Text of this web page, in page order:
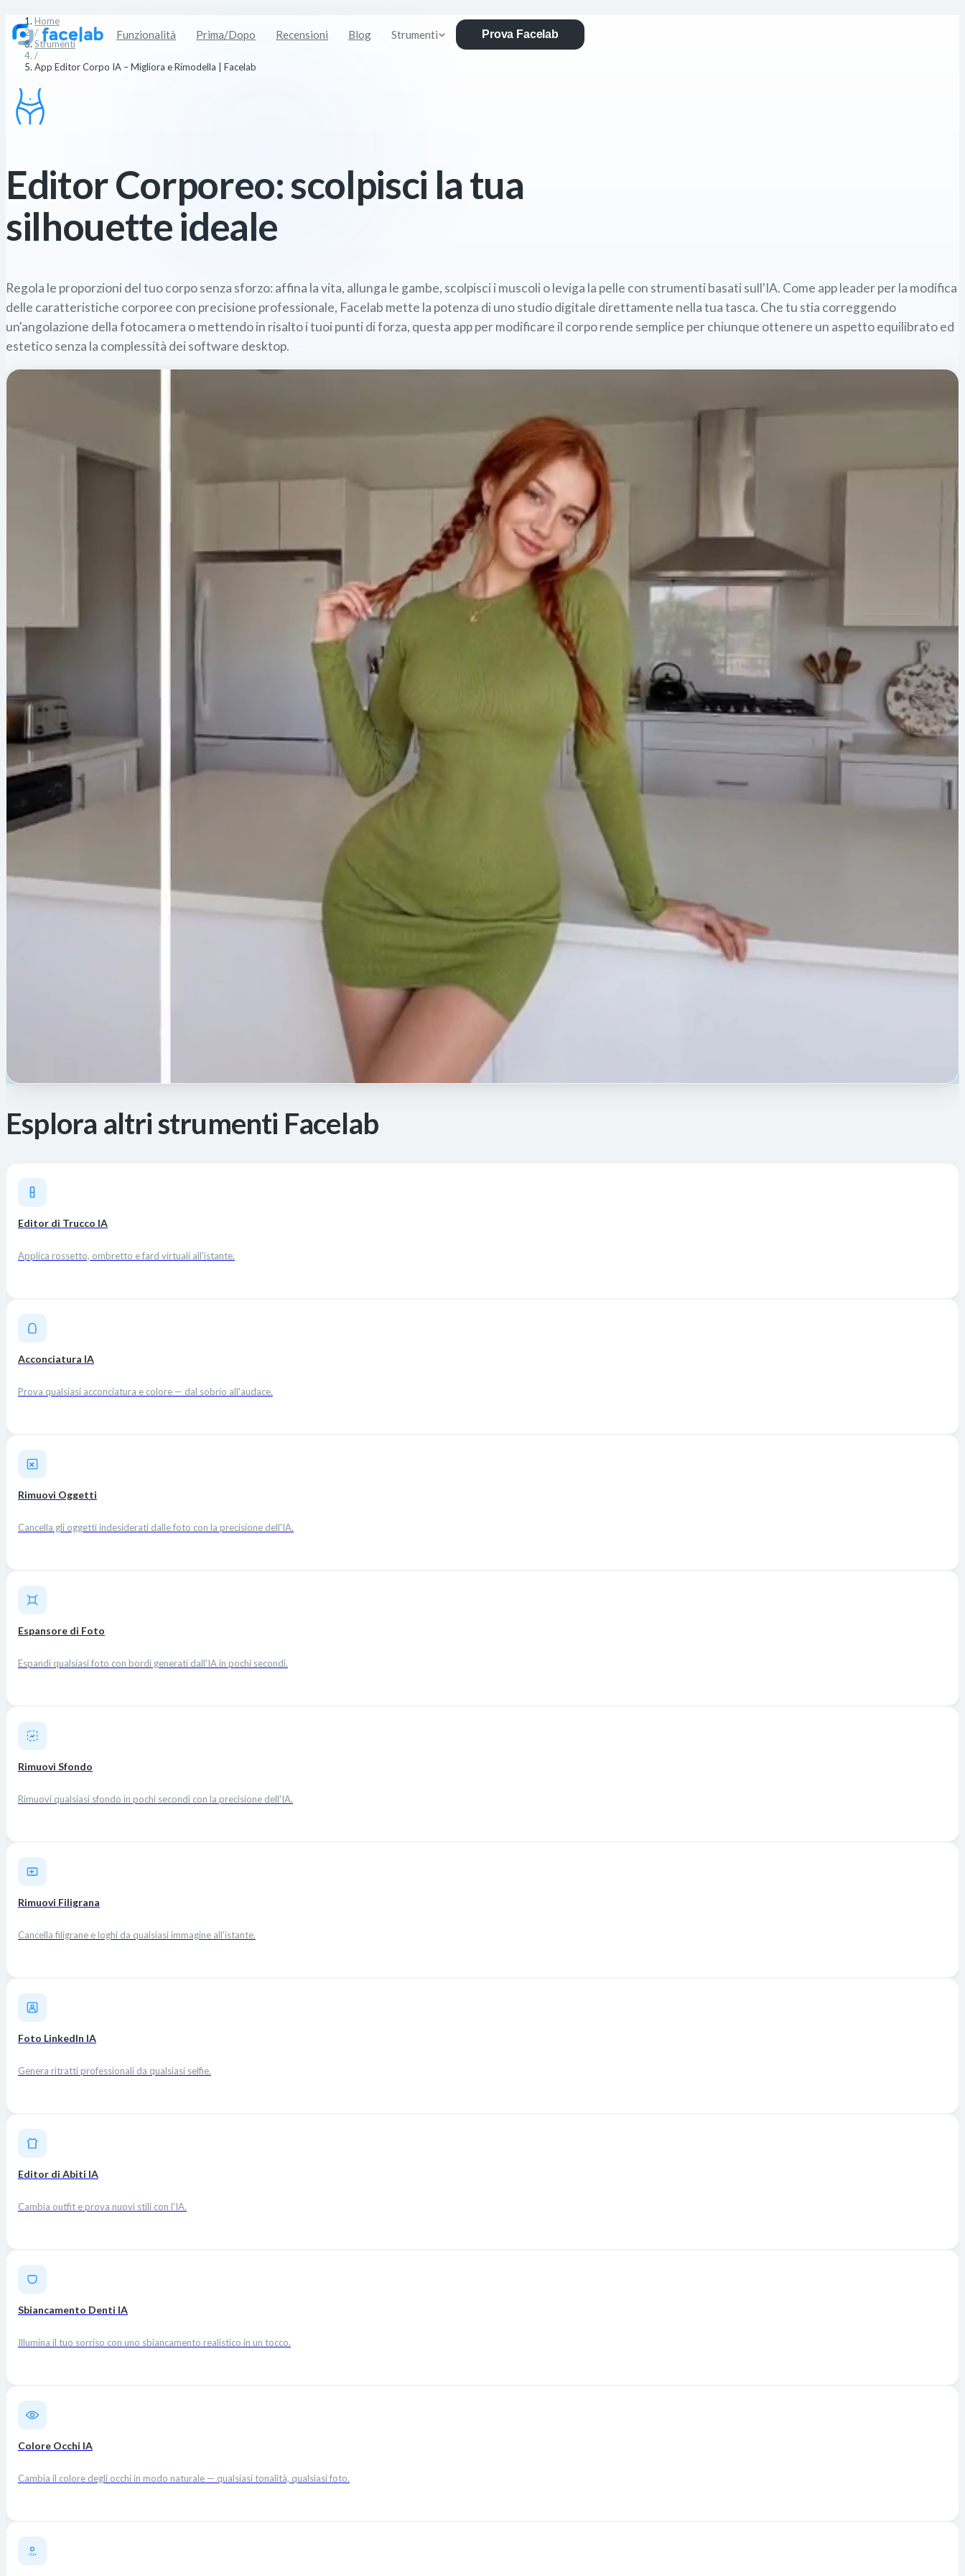
Funzionalità Prima/Dopo Recensioni Blog Strumenti Prova Facelab
Home
/
Strumenti
/
App Editor Corpo IA – Migliora e Rimodella | Facelab
Editor Corporeo: scolpisci la tua
silhouette ideale
Regola le proporzioni del tuo corpo senza sforzo: affina la vita, allunga le gambe, scolpisci i muscoli o leviga la pelle con strumenti basati sull'IA. Come app leader per la modifica
delle caratteristiche corporee con precisione professionale, Facelab mette la potenza di uno studio digitale direttamente nella tua tasca. Che tu stia correggendo
un'angolazione della fotocamera o mettendo in risalto i tuoi punti di forza, questa app per modificare il corpo rende semplice per chiunque ottenere un aspetto equilibrato ed
estetico senza la complessità dei software desktop.
Esplora altri strumenti Facelab
Editor di Trucco IA
Applica rossetto, ombretto e fard virtuali all'istante.
Acconciatura IA
Prova qualsiasi acconciatura e colore — dal sobrio all'audace.
Rimuovi Oggetti
Cancella gli oggetti indesiderati dalle foto con la precisione dell'IA.
Espansore di Foto
Espandi qualsiasi foto con bordi generati dall'IA in pochi secondi.
Rimuovi Sfondo
Rimuovi qualsiasi sfondo in pochi secondi con la precisione dell'IA.
Rimuovi Filigrana
Cancella filigrane e loghi da qualsiasi immagine all'istante.
Foto LinkedIn IA
Genera ritratti professionali da qualsiasi selfie.
Editor di Abiti IA
Cambia outfit e prova nuovi stili con l'IA.
Sbiancamento Denti IA
Illumina il tuo sorriso con uno sbiancamento realistico in un tocco.
Colore Occhi IA
Cambia il colore degli occhi in modo naturale — qualsiasi tonalità, qualsiasi foto.